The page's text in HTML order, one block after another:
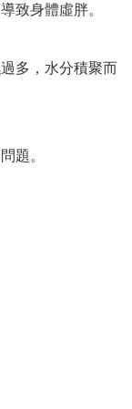
致身體虛胖。
多，水分積聚而
題。